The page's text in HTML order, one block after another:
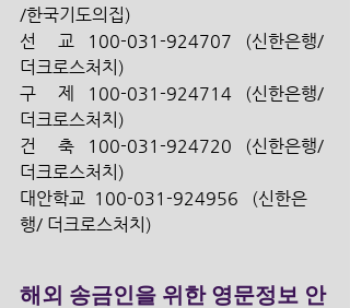
/한국기도의집)
선     교   100-031-924707   (신한은행/
더크로스처치)
구     제   100-031-924714   (신한은행/
더크로스처치)
건     축   100-031-924720   (신한은행/
더크로스처치)
대안학교  100-031-924956   (신한은
행/ 더크로스처치)
해외 송금인을 위한 영문정보 안